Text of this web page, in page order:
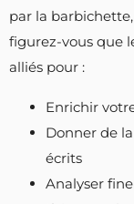
par la
figurez-vous que
alliés pour :
Enrichir
Donner de
écrits
Analyser